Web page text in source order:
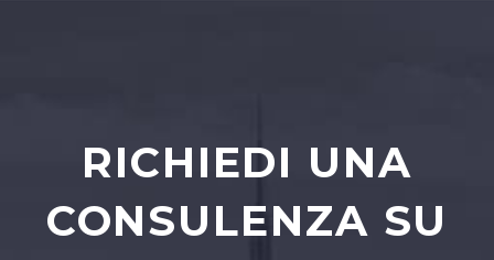
RICHIEDI UNA
CONSULENZA SU